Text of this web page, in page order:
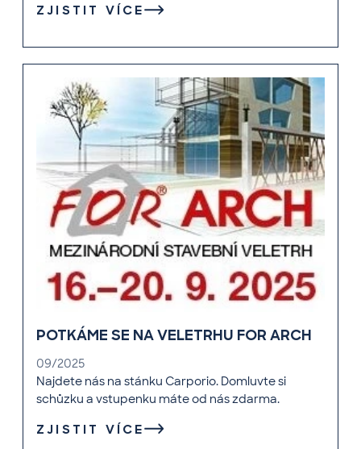
ZJISTIT VÍCE
POTKÁME SE NA VELETRHU FOR ARCH
09/2025
Najdete nás na stánku Carporio. Domluvte si
schůzku a vstupenku máte od nás zdarma.
ZJISTIT VÍCE